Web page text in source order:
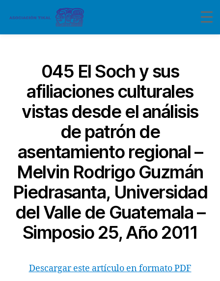
045 El Soch y sus
afiliaciones culturales
vistas desde el análisis
de patrón de
asentamiento regional –
Melvin Rodrigo Guzmán
Piedrasanta, Universidad
del Valle de Guatemala –
Simposio 25, Año 2011
Descargar este artículo en formato PDF